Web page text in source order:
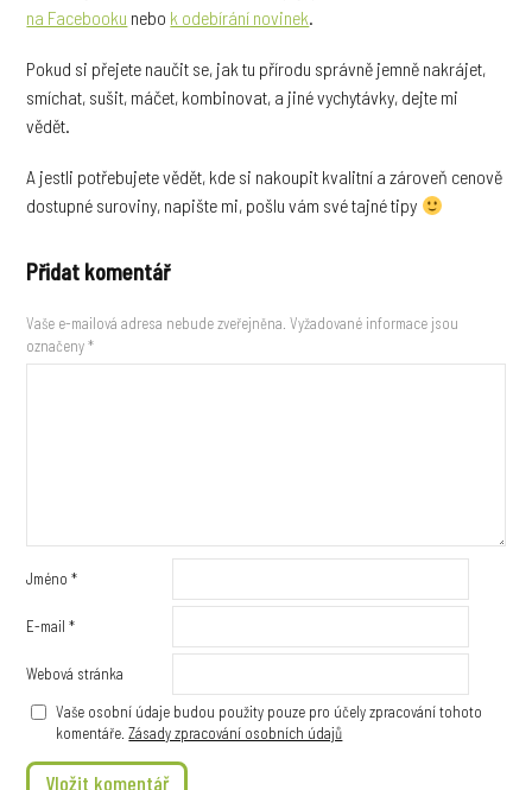
na Facebooku nebo k odebírání novinek.
Pokud si přejete naučit se, jak tu přírodu správně jemně nakrájet,
smíchat, sušit, máčet, kombinovat, a jiné vychytávky, dejte mi
vědět.
A jestli potřebujete vědět, kde si nakoupit kvalitní a zároveň cenově
dostupné suroviny, napište mi, pošlu vám své tajné tipy
Přidat komentář
Vaše e-mailová adresa nebude zveřejněna. Vyžadované informace jsou
označeny*
Jméno*
E-mail*
Webová stránka
Vaše osobní údaje budou použity pouze pro účely zpracování tohoto
komentáře. Zásady zpracování osobních údajů